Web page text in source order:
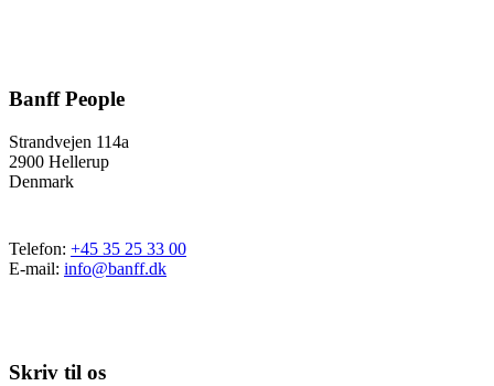
Banff People
Strandvejen 114a
2900 Hellerup
Denmark
Telefon: +45 35 25 33 00
E-mail: info@banff.dk
Skriv til os